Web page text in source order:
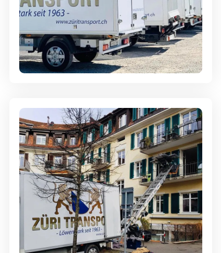
Möbellagerung - Alles sicher
aufbewahrt